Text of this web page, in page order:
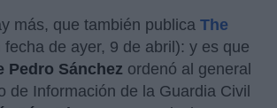
más, que también publica The
fecha de ayer, 9 de abril): y es que
Pedro Sánchez ordenó al general
de Información de la Guardia Civil